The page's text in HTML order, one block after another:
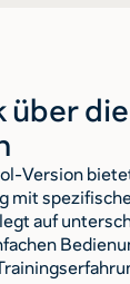
über
Version
mit
auf